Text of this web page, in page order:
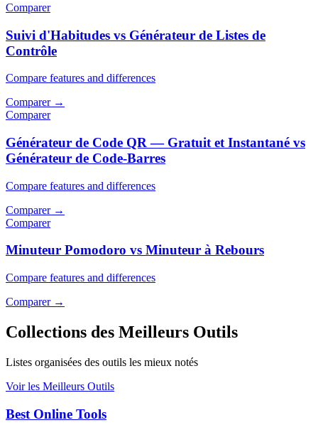
Comparer
Suivi d'Habitudes vs Générateur de Listes de
Contrôle
Compare features and differences
Comparer→
Comparer
Générateur de Code QR — Gratuit et Instantané vs
Générateur de Code-Barres
Compare features and differences
Comparer→
Comparer
Minuteur Pomodoro vs Minuteur à Rebours
Compare features and differences
Comparer→
Collections des Meilleurs Outils
Listes organisées des outils les mieux notés
Voir les Meilleurs Outils
Best Online Tools